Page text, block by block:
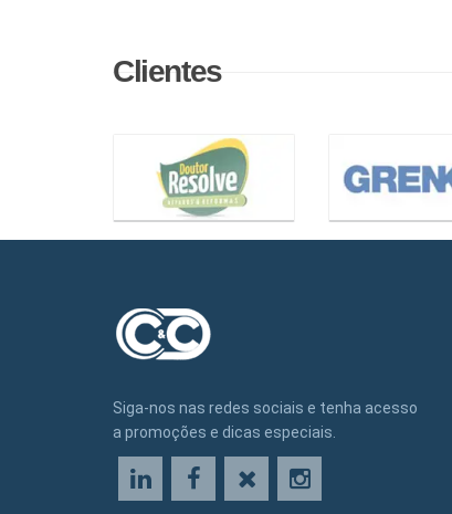
Clientes
Siga-nos nas redes sociais e tenha acesso
a promoções e dicas especiais.
LinkedInFacebookInstagram